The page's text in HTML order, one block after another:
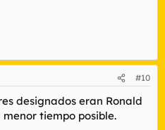
#10
designados eran Ronald
tiempo posible.